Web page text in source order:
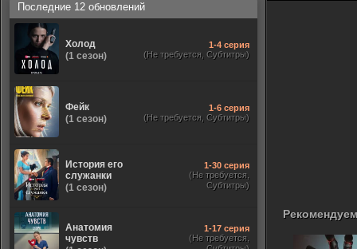
Последние 12 обновлений
Холод
(1 сезон)
1-4 серия
(Не требуется, Субтитры)
Фейк
(1 сезон)
1-6 серия
(Не требуется, Субтитры)
История его
служанки
(1 сезон)
1-30 серия
(Не требуется,
Субтитры)
Анатомия
чувств
1-17 серия
(Не требуется,